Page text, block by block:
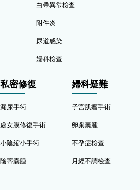
白帶異常檢查
附件炎
尿道感染
婦科檢查
私密修復
漏尿手術
處女膜修復手術
小陰縮小手術
陰蒂囊腫
婦科疑難
子宮肌瘤手術
卵巢囊腫
不孕症檢查
月經不調檢查